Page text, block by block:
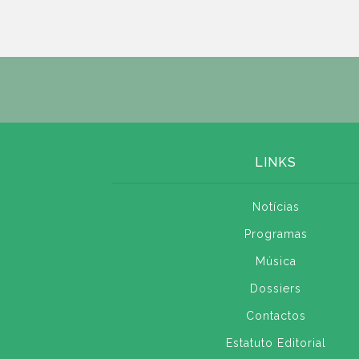
LINKS
Notícias
Programas
Música
Dossiers
Contactos
Estatuto Editorial